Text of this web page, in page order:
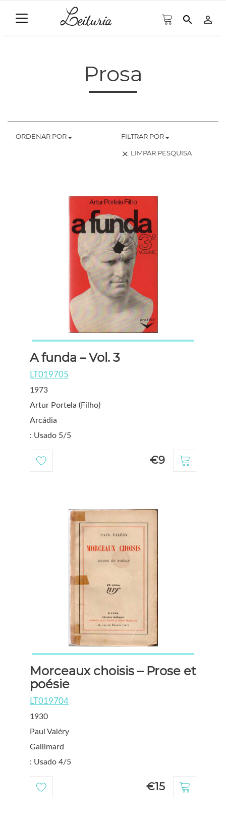
search person_outline
Prosa
ORDENAR POR FILTRAR POR
clear LIMPAR PESQUISA
A funda – Vol. 3
LT019705
1973
Artur Portela (Filho)
Arcádia
: Usado 5/5
€9
Morceaux choisis – Prose et
poésie
LT019704
1930
Paul Valéry
Gallimard
: Usado 4/5
€15